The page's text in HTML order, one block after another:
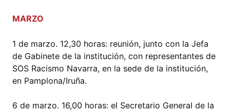
MARZO
1 de marzo. 12,30 horas: reunión, junto con la Jefa
de Gabinete de la institución, con representantes de
SOS Racismo Navarra, en la sede de la institución,
en Pamplona/Iruña.
6 de marzo. 16,00 horas: el Secretario General de la